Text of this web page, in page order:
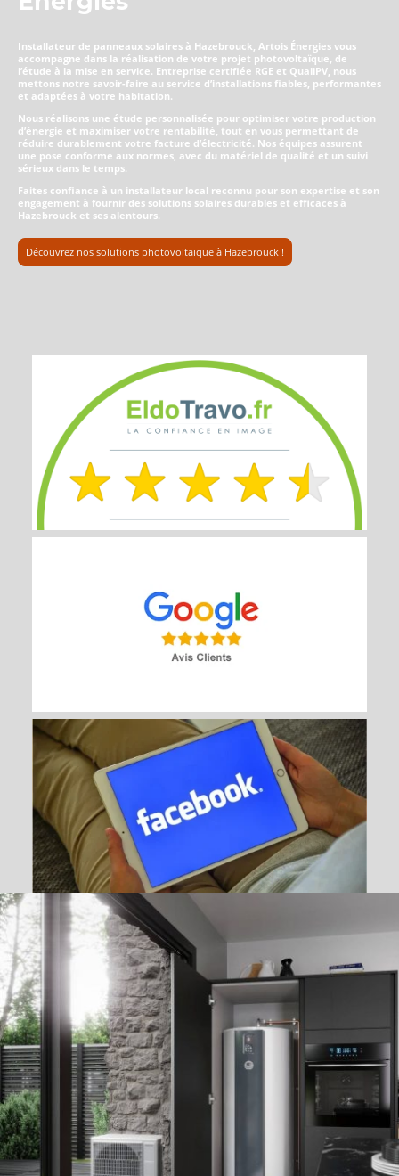
Installateur de panneaux solaires à Hazebrouck, Artois Énergies vous
accompagne dans la réalisation de votre projet photovoltaïque, de
l’étude à la mise en service. Entreprise certifiée RGE et QualiPV, nous
mettons notre savoir-faire au service d’installations fiables, performantes
et adaptées à votre habitation.
Nous réalisons une étude personnalisée pour optimiser votre production
d’énergie et maximiser votre rentabilité, tout en vous permettant de
réduire durablement votre facture d’électricité. Nos équipes assurent
une pose conforme aux normes, avec du matériel de qualité et un suivi
sérieux dans le temps.
Faites confiance à un installateur local reconnu pour son expertise et son
engagement à fournir des solutions solaires durables et efficaces à
Hazebrouck et ses alentours.
Découvrez nos solutions photovoltaïque à Hazebrouck !